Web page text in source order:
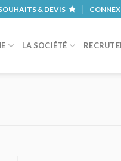
& DEVIS
LA SOCIÉTÉ